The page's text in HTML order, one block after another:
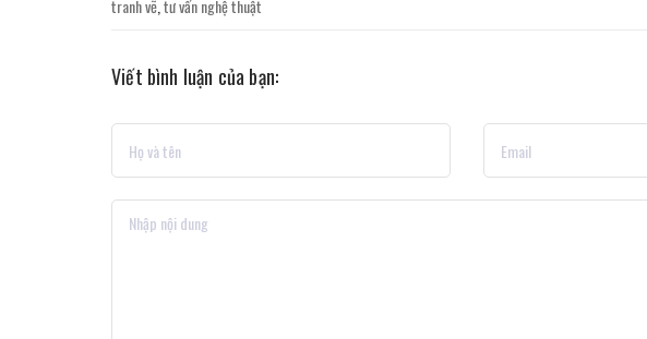
tranh vẽ tư vấn nghệ thuật
Viết bình luận của bạn: